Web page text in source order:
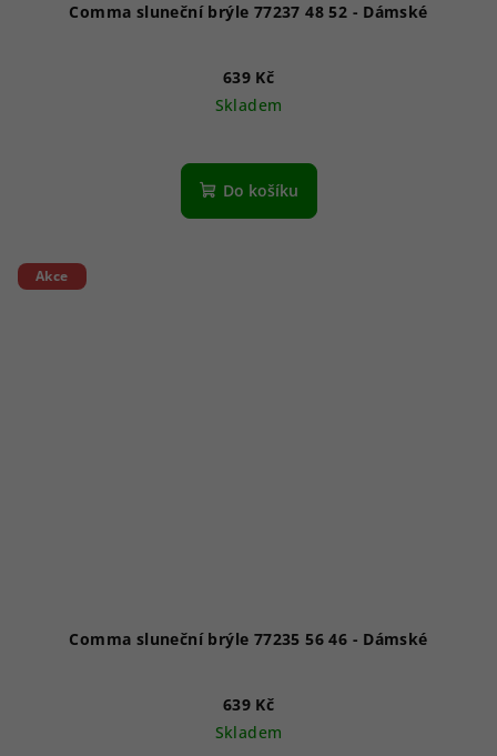
Comma sluneční brýle 77237 48 52 - Dámské
639 Kč
Skladem
Do košíku
Akce
Comma sluneční brýle 77235 56 46 - Dámské
639 Kč
Skladem